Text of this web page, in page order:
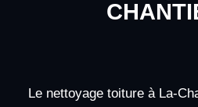
Le nettoyage toiture à La-